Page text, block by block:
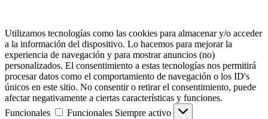
Utilizamos tecnologías como las cookies para almacenar y/o acceder
a la información del dispositivo. Lo hacemos para mejorar la
experiencia de navegación y para mostrar anuncios (no)
personalizados. El consentimiento a estas tecnologías nos permitirá
procesar datos como el comportamiento de navegación o los ID's
únicos en este sitio. No consentir o retirar el consentimiento, puede
afectar negativamente a ciertas características y funciones.
Funcionales
Funcionales Siempre activo